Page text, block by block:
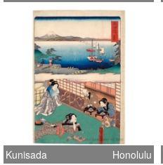
Kunisada Honolulu